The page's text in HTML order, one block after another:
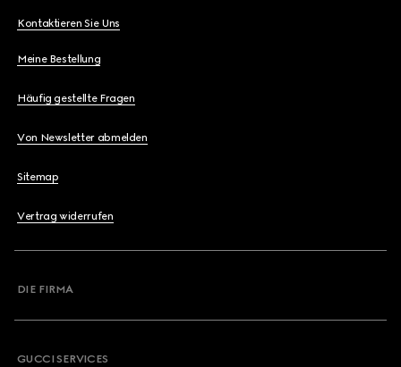
Kontaktieren Sie Uns
Meine Bestellung
Häufig gestellte Fragen
Von Newsletter abmelden
Sitemap
Vertrag widerrufen
DIE FIRMA
GUCCI SERVICES